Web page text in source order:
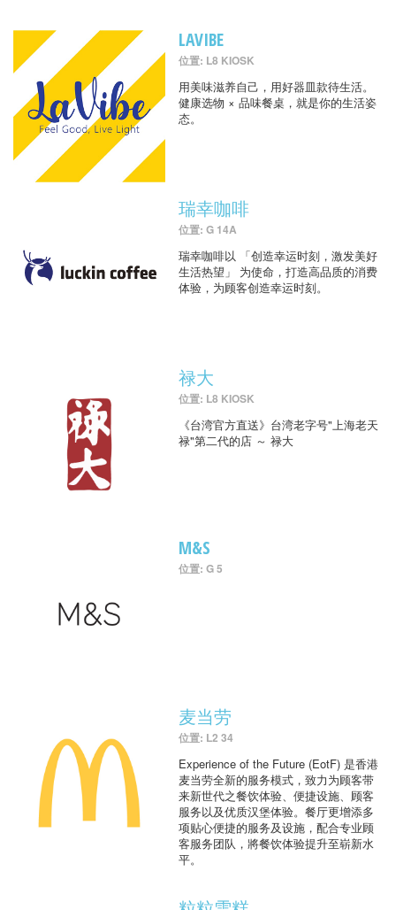
LAVIBE
位置: L8 KIOSK
用美味滋养自己，用好器皿款待生活。
健康选物 × 品味餐桌，就是你的生活姿
态。
瑞幸咖啡
位置: G 14A
瑞幸咖啡以 「创造幸运时刻，激发美好
生活热望」 为使命，打造高品质的消费
体验，为顾客创造幸运时刻。
禄大
位置: L8 KIOSK
《台湾官方直送》台湾老字号"上海老天
禄"第二代的店 ～ 禄大
M&S
位置: G 5
麦当劳
位置: L2 34
Experience of the Future (EotF) 是香港
麦当劳全新的服务模式，致力为顾客带
来新世代之餐饮体验、便捷设施、顾客
服务以及优质汉堡体验。餐厅更增添多
项贴心便捷的服务及设施，配合专业顾
客服务团队，將餐饮体验提升至崭新水
平。